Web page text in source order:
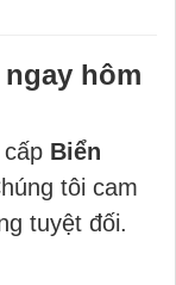
hôm
Biển
tôi cam
tuyệt đối.